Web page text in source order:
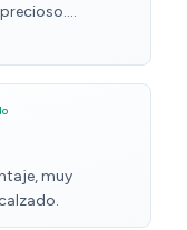
y habia leido
horas. Yo sola
en un
pero me
contenta.
muy